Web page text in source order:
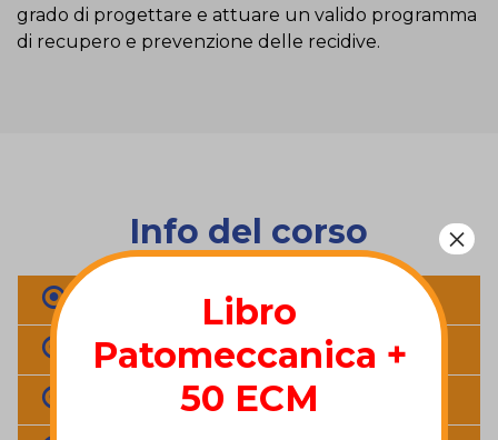
grado di progettare e attuare un valido programma
di recupero e prevenzione delle recidive.
Info del corso
STRUTTURA DEL CORSO PIEDE
A CHI È DIRETTO
Libro
Patomeccanica +
50 ECM
×